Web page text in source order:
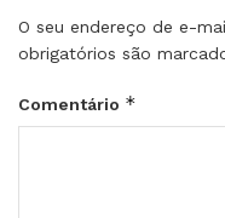
O seu endereço de e-
obrigatórios são
Comentário *